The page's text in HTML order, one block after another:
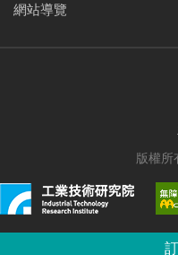
網站導覽
版權